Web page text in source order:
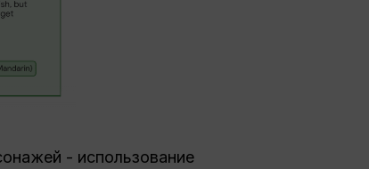
- использование